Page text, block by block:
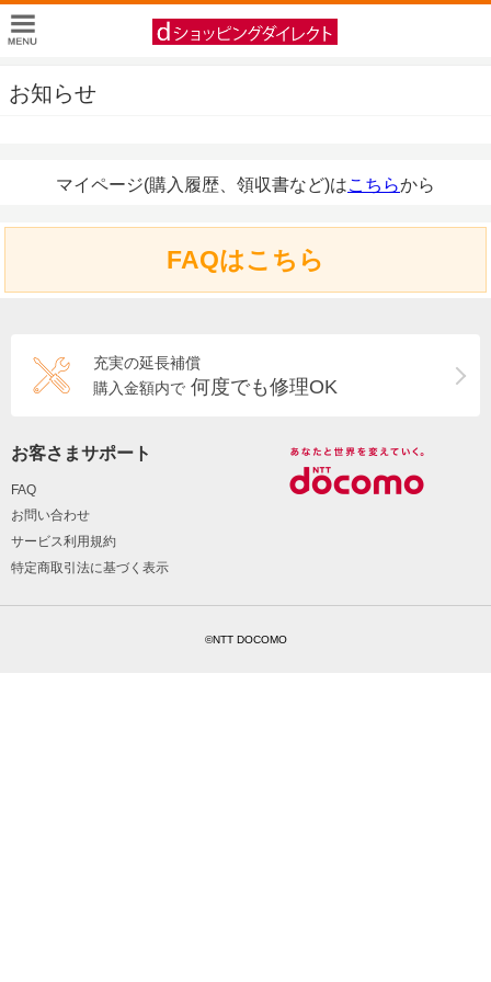
お知らせ
マイページ(購入履歴、領収書など)はこちらから
FAQはこちら
充実の延長補償
購入金額内で 何度でも修理OK
お客さまサポート
FAQ
お問い合わせ
サービス利用規約
特定商取引法に基づく表示
©NTT DOCOMO